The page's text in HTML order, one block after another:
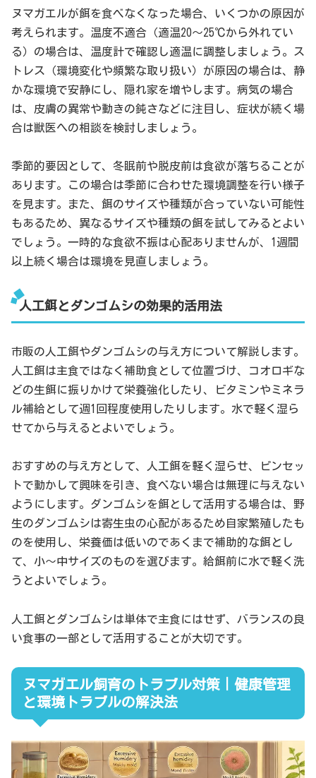
ヌマガエルが餌を食べなくなった場合、いくつかの原因が
考えられます。温度不適合（適温20～25℃から外れてい
る）の場合は、温度計で確認し適温に調整しましょう。ス
トレス（環境変化や頻繁な取り扱い）が原因の場合は、静
かな環境で安静にし、隠れ家を増やします。病気の場合
は、皮膚の異常や動きの鈍さなどに注目し、症状が続く場
合は獣医への相談を検討しましょう。
季節的要因として、冬眠前や脱皮前は食欲が落ちることが
あります。この場合は季節に合わせた環境調整を行い様子
を見ます。また、餌のサイズや種類が合っていない可能性
もあるため、異なるサイズや種類の餌を試してみるとよい
でしょう。一時的な食欲不振は心配ありませんが、1週間
以上続く場合は環境を見直しましょう。
人工餌とダンゴムシの効果的活用法
市販の人工餌やダンゴムシの与え方について解説します。
人工餌は主食ではなく補助食として位置づけ、コオロギな
どの生餌に振りかけて栄養強化したり、ビタミンやミネラ
ル補給として週1回程度使用したりします。水で軽く湿ら
せてから与えるとよいでしょう。
おすすめの与え方として、人工餌を軽く湿らせ、ピンセッ
トで動かして興味を引き、食べない場合は無理に与えない
ようにします。ダンゴムシを餌として活用する場合は、野
生のダンゴムシは寄生虫の心配があるため自家繁殖したも
のを使用し、栄養価は低いのであくまで補助的な餌とし
て、小～中サイズのものを選びます。給餌前に水で軽く洗
うとよいでしょう。
人工餌とダンゴムシは単体で主食にはせず、バランスの良
い食事の一部として活用することが大切です。
ヌマガエル飼育のトラブル対策｜健康管理
と環境トラブルの解決法